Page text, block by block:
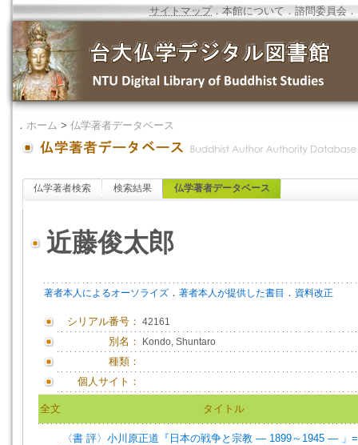
サイトマップ．本館について ．諮問委員会 ．
． ホーム > 仏学著者データベース
仏学著者検索 検索結果 仏学著者データベース
近藤俊太郎
著者本人によるオーソライズ ． 著者本人が提供した書目 ． 資料改正
シリアル番号： 42161
別名： Kondo, Shuntaro
種類：
個人サイト：
全文 タイトル
〈書 評〉小川原正道『日本の戦争と宗教 ― 1899～1945 ― 」